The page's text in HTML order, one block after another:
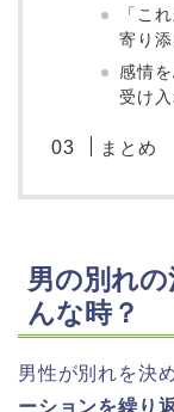
「こ
寄り
感情
受け
まとめ
男の別れ
んな時？
男性が別れを決
ーションを繰り